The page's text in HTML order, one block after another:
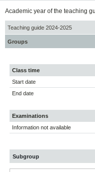
Academic year of the teaching
Teaching guide 2024-2025
Groups
Class time
Start date
End date
Examinations
Information not available
Subgroup